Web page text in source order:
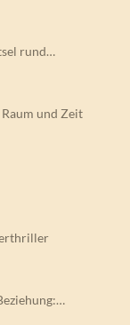
rund…
und Zeit